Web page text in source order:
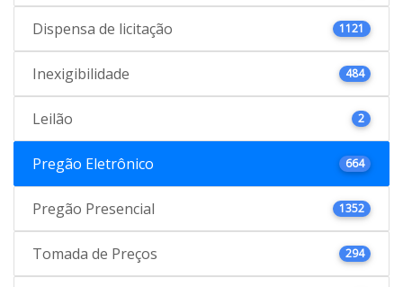
Dispensa de licitação 1121
Inexigibilidade 484
Leilão 2
Pregão Eletrônico 664
Pregão Presencial 1352
Tomada de Preços 294